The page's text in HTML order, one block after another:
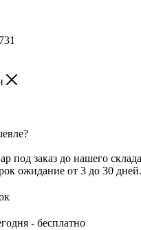
под заказ до нашего
ожидание от 3 до 30 дней.
- бесплатно